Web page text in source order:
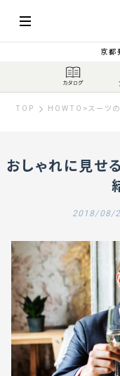
京都
TOP HOWTO >スーツ
おしゃれに見せ
2018/08/